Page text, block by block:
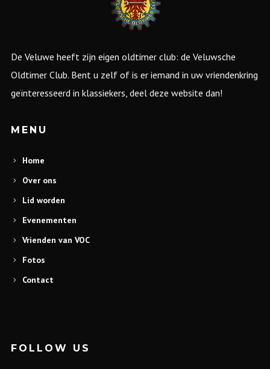
De Veluwe heeft zijn eigen oldtimer club: de Veluwsche
Oldtimer Club. Bent u zelf of is er iemand in uw vriendenkring
geïnteresseerd in klassiekers, deel deze website dan!
MENU
Home
Over ons
Lid worden
Evenementen
Vrienden van VOC
Fotos
Contact
FOLLOW US